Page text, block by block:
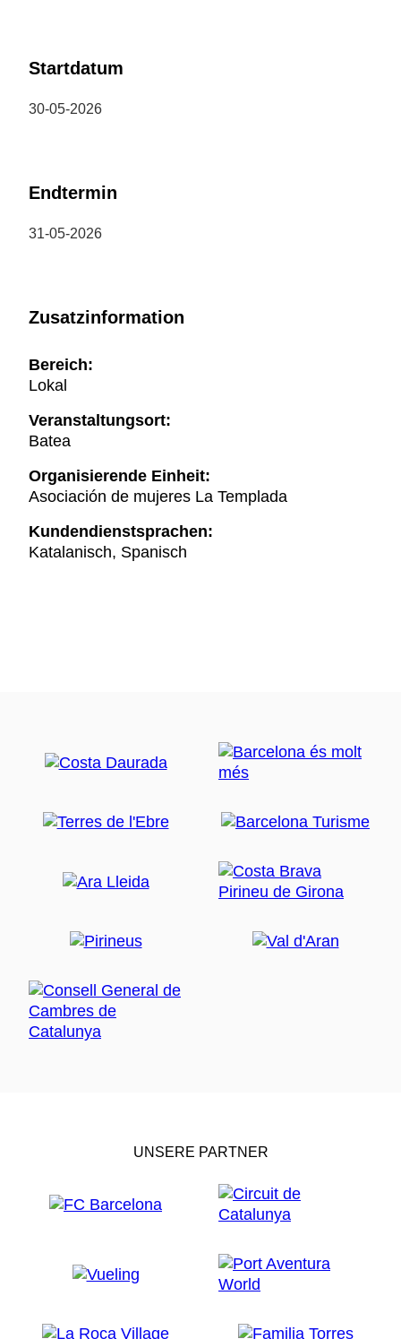
Startdatum
30-05-2026
Endtermin
31-05-2026
Zusatzinformation
Bereich:
Lokal
Veranstaltungsort:
Batea
Organisierende Einheit:
Asociación de mujeres La Templada
Kundendienstsprachen:
Katalanisch, Spanisch
UNSERE PARTNER